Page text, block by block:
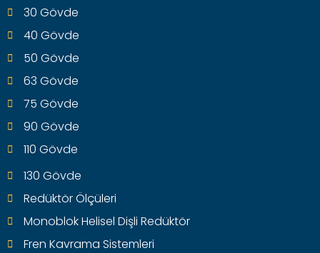
30 Gövde
40 Gövde
50 Gövde
63 Gövde
75 Gövde
90 Gövde
110 Gövde
130 Gövde
Redüktör Ölçüleri
Monoblok Helisel Dişli Redüktör
Fren Kavrama Sistemleri